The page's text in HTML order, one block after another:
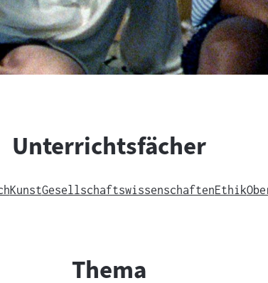
Unterrichtsfächer
KunstGesellschaftswissenschaftenEthik
Thema